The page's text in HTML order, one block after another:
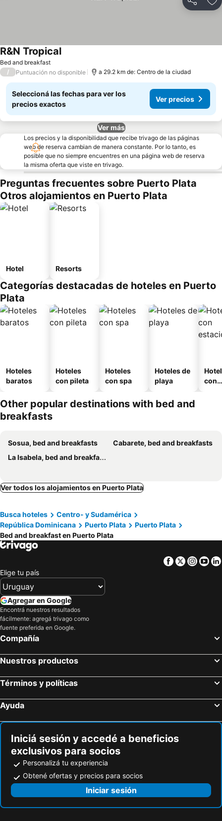
Compartir
Bed and breakfast
R&N Tropical
/ Puntuación no disponible a 29.2 km de: Centro de la ciudad
Seleccioná las fechas para ver los
precios exactos
Ver precios
Ver más
Los precios y la disponibilidad que recibe trivago de las páginas
web de reserva cambian de manera constante. Por lo tanto, es
posible que no siempre encuentres en una página web de reserva
la misma oferta que viste en trivago.
Preguntas frecuentes sobre Puerto Plata
Otros alojamientos en Puerto Plata
Hotel Resorts
Categorías destacadas de hoteles en Puerto
Plata
Hoteles
baratos
Hoteles
con pileta
Hoteles
con spa
Hoteles de
playa
con
Other popular destinations with bed and
breakfasts
Sosua, bed and breakfasts
Cabarete, bed and breakfasts
La Isabela, bed and breakfasts
Ver todos los alojamientos en Puerto Plata
Busca hoteles
Centro- y Sudamérica
República Dominicana
Puerto Plata
Puerto Plata
Bed and breakfast en Puerto Plata
Facebook
Twitter
Elige tu país
Agregar en Google
Encontrá nuestros resultados
fácilmente: agregá trivago como
fuente preferida en Google.
Compañía
Nuestros productos
Términos y políticas
Ayuda
Iniciá sesión y accedé a beneficios
exclusivos para socios
Personalizá tu experiencia
Obtené ofertas y precios para socios
Iniciar sesión